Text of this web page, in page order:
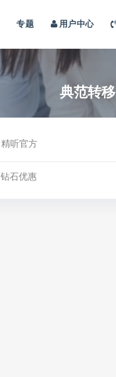
专题 用户中心
典范转移
精听官方
钻石优惠